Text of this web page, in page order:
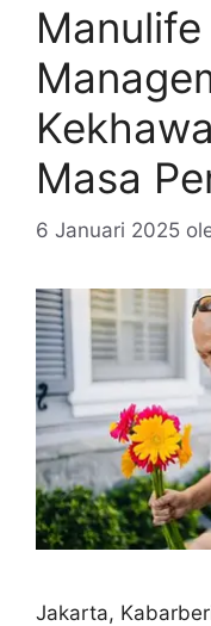
Masa
6 Januari 2025
Jakarta,